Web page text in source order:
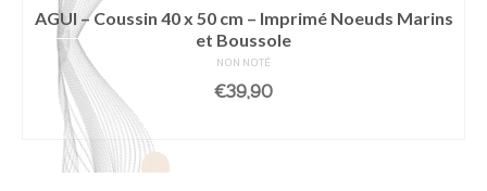
AGUI – Coussin 40 x 50 cm – Imprimé Noeuds Marins
et Boussole
NON NOTÉ
€39,90